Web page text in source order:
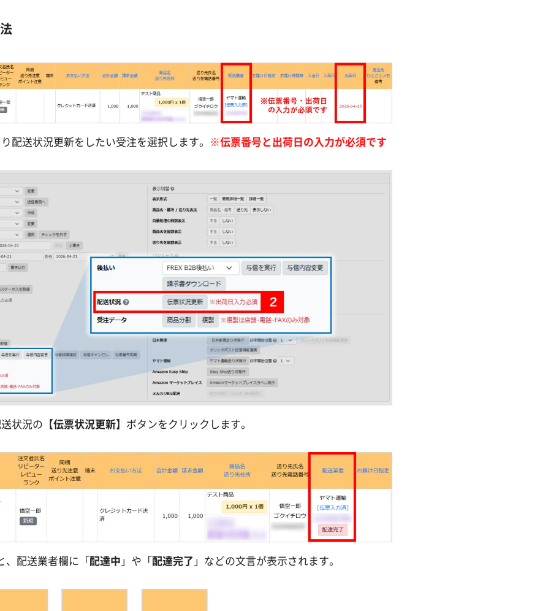
配送状況更新をしたい受注を選択します。 ※伝票番号と出荷日の入力が必須です
状況の【伝票状況更新】ボタンをクリックします。
、配送業者欄に「配達中 」や「配達完了 」などの文言が表示されます。